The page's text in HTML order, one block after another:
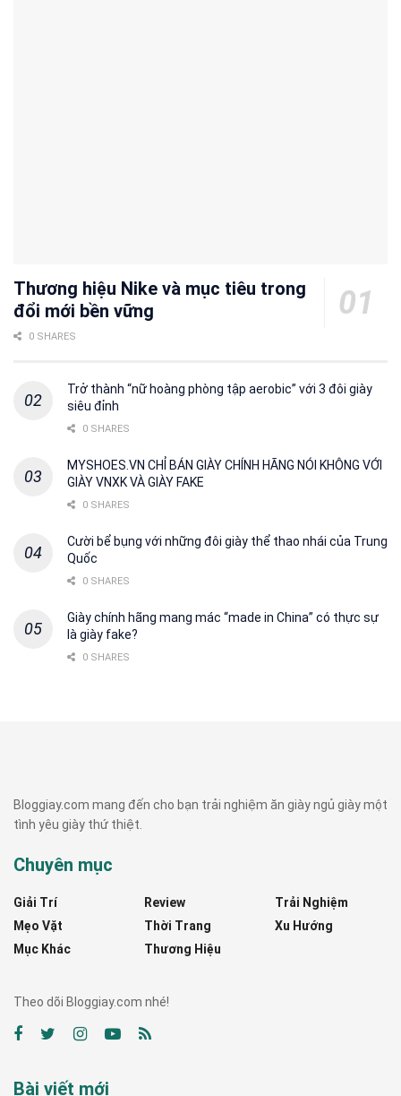
Thương hiệu Nike và mục tiêu trong
đổi mới bền vững
0 SHARES
Trở thành “nữ hoàng phòng tập aerobic” với 3 đôi giày
siêu đỉnh
0 SHARES
MYSHOES.VN CHỈ BÁN GIÀY CHÍNH HÃNG NÓI KHÔNG VỚI
GIÀY VNXK VÀ GIÀY FAKE
0 SHARES
Cười bể bụng với những đôi giày thể thao nhái của Trung
Quốc
0 SHARES
Giày chính hãng mang mác “made in China” có thực sự
là giày fake?
0 SHARES
Bloggiay.com mang đến cho bạn trải nghiệm ăn giày ngủ giày một
tình yêu giày thứ thiệt.
Chuyên mục
Giải Trí
Mẹo Vặt
Mục Khác
Review
Thời Trang
Thương Hiệu
Trải Nghiệm
Xu Hướng
Theo dõi Bloggiay.com nhé!
Bài viết mới